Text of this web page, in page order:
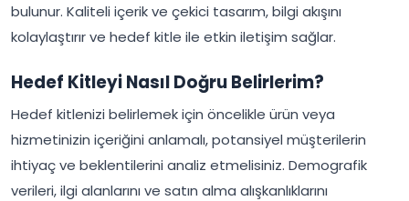
bulunur. Kaliteli içerik ve çekici tasarım, bilgi akışını
kolaylaştırır ve hedef kitle ile etkin iletişim sağlar.
Hedef Kitleyi Nasıl Doğru Belirlerim?
Hedef kitlenizi belirlemek için öncelikle ürün veya
hizmetinizin içeriğini anlamalı, potansiyel müşterilerin
ihtiyaç ve beklentilerini analiz etmelisiniz. Demografik
verileri, ilgi alanlarını ve satın alma alışkanlıklarını